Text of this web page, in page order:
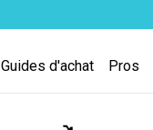
Guides d'achat Pros